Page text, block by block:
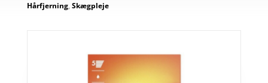
Hårfjerning, Skægpleje